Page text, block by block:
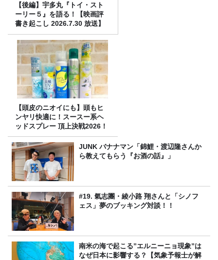
【後編】宇多丸『トイ・スト
ーリー５』を語る！【映画評
書き起こし 2026.7.30 放送】
【頭皮のニオイにも】頭もヒ
ンヤリ快適に！スースー系ヘ
ッドスプレー 頂上決戦2026！
JUNK バナナマン「錦鯉・渡辺隆さんか
ら教えてもらう『お酒の話』」
#19. 氣志團・綾小路 翔さんと「シノフ
ェス」夢のブッキング対談！！
南米の海で起こる”エルニーニョ現象”は
なぜ日本に影響する？【気象予報士が解